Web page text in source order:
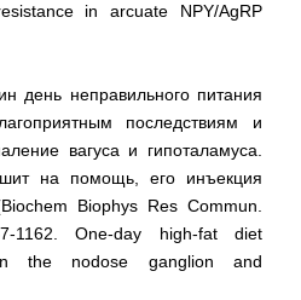
in arcuate NPY/AgRP
день неправильного питания
последствиям и
вагуса и гипоталамуса.
на помощь, его инъекция
Biophys Res Commun.
1162. One-day high-fat diet
the nodose ganglion and